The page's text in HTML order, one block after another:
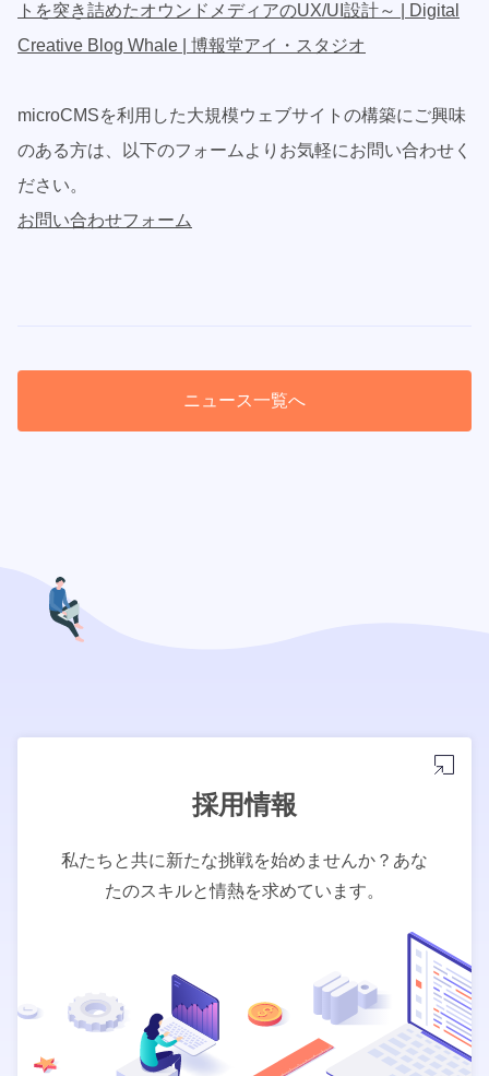
トを突き詰めたオウンドメディアのUX/UI設計～ | Digital
Creative Blog Whale | 博報堂アイ・スタジオ
microCMSを利用した大規模ウェブサイトの構築にご興味
のある方は、以下のフォームよりお気軽にお問い合わせく
ださい。
お問い合わせフォーム
ニュース一覧へ
採用情報
私たちと共に新たな挑戦を始めませんか？あな
たのスキルと情熱を求めています。